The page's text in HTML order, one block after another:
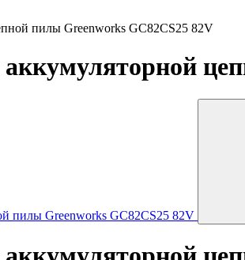
пилы Greenworks GC82CS25 82V